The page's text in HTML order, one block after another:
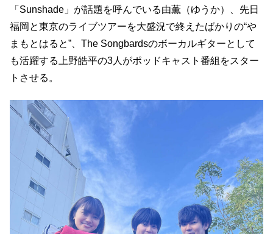
「Sunshade」が話題を呼んでいる由薫（ゆうか）、先日
福岡と東京のライブツアーを大盛況で終えたばかりの“や
まもとはると”、The Songbardsのボーカルギターとして
も活躍する上野皓平の3人がポッドキャスト番組をスター
トさせる。